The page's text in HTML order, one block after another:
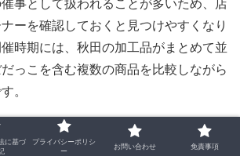
事として扱われることが多いため、店
ーを確認しておくと見つけやすくなり
時期には、秋田の加工品がまとめて並
っこを含む複数の商品を比較しながら
。
の取り扱いは、地域性や店舗ごとの判
に基づ
プライバシーポリシ
ー
お問い合わせ 免責事項